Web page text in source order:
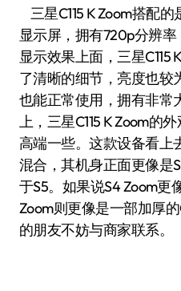
三星C115 K Zoom搭配
显示屏，拥有720p分辨率
显示效果上面，三星C115
了清晰的细节，亮度也较
也能正常使用，拥有非常
上，三星C115 K Zoom的
高端一些。这款设备看上
混合，其机身正面更像是
于S5。如果说S4 Zoom更
Zoom则更像是一部加厚
的朋友不妨与商家联系。